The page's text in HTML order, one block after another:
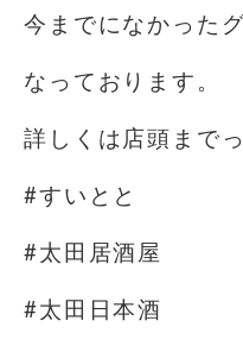
今までになかった
なっております。
詳しくは店頭までっ
#すいとと
#太田居酒屋
#太田日本酒